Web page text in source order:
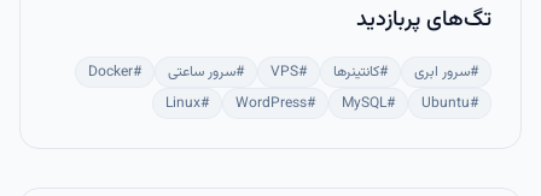
تگ‌های پربازدید
#سرور ابری #کانتینرها #
VPS
#سرور ساعتی #
Docker
#
Ubuntu
#
MySQL
#
WordPress
#
Linux